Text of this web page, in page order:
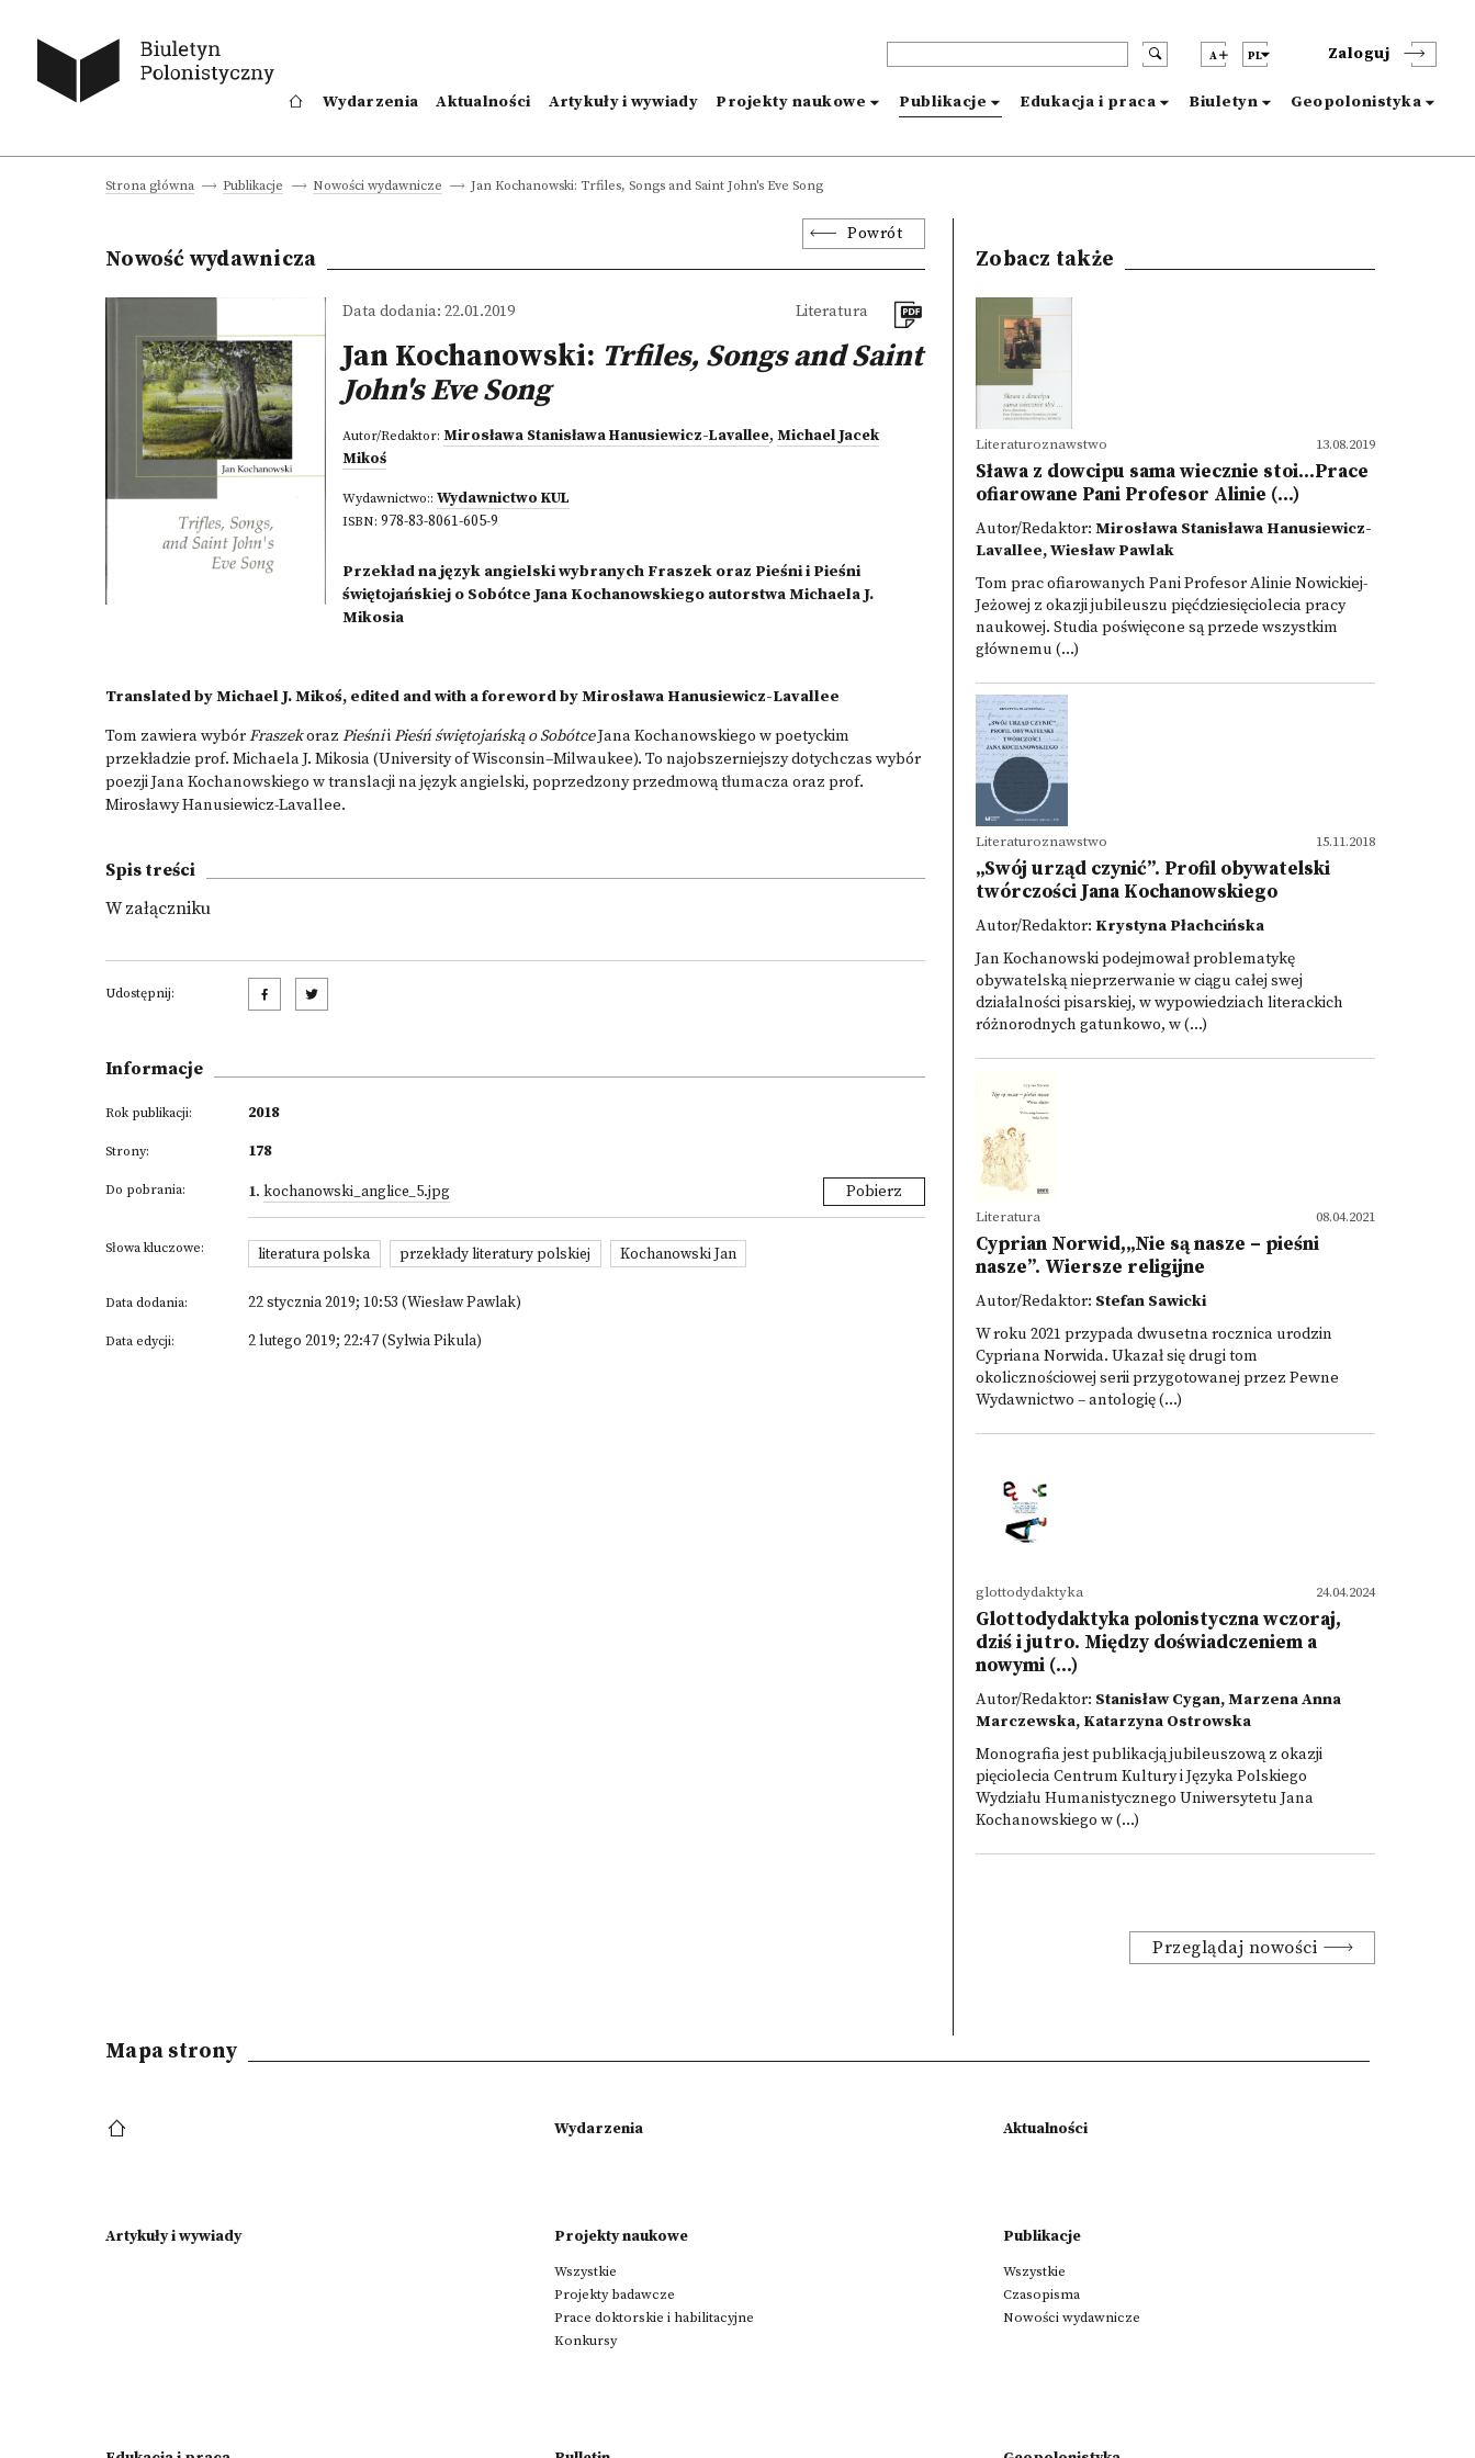
A PL Zaloguj
Wydarzenia Aktualności Artykuły i wywiady Projekty naukowe Publikacje Edukacja i praca Biuletyn Geopolonistyka
Strona główna Publikacje Nowości wydawnicze Jan Kochanowski: Trfiles, Songs and Saint John's Eve Song
Powrót
Nowość wydawnicza
Data dodania: 22.01.2019 Literatura
Jan Kochanowski: Trfiles, Songs and Saint
John's Eve Song
Autor/Redaktor: Mirosława Stanisława Hanusiewicz-Lavallee,Michael Jacek
Mikoś
Wydawnictwo:: Wydawnictwo KUL
ISBN: 978-83-8061-605-9
Przekład na język angielski wybranych Fraszek oraz Pieśni i Pieśni
świętojańskiej o Sobótce Jana Kochanowskiego autorstwa Michaela J.
Mikosia
Translated by Michael J. Mikoś, edited and with a foreword by Mirosława Hanusiewicz-Lavallee
Tom zawiera wybórFraszekoraz PieśniiPieśń świętojańską o SobótceJana Kochanowskiego w poetyckim
przekładzie prof. Michaela J. Mikosia (University of Wisconsin–Milwaukee). To najobszerniejszy dotychczas wybór
poezji Jana Kochanowskiego w translacji na język angielski, poprzedzony przedmową tłumacza oraz prof.
Mirosławy Hanusiewicz-Lavallee.
Spis treści
W załączniku
Udostępnij:
Informacje
Rok publikacji: 2018
Strony: 178
Do pobrania: 1. kochanowski_anglice_5.jpg Pobierz
Słowa kluczowe: literatura polska przekłady literatury polskiej Kochanowski Jan
Data dodania: 22 stycznia 2019; 10:53 (Wiesław Pawlak)
Data edycji: 2 lutego 2019; 22:47 (Sylwia Pikula)
Zobacz także
13.08.2019
Literaturoznawstwo
Sława z dowcipu sama wiecznie stoi...Prace
ofiarowane Pani Profesor Alinie (...)
Autor/Redaktor: Mirosława Stanisława Hanusiewicz-
Lavallee, Wiesław Pawlak
Tom prac ofiarowanych Pani Profesor Alinie Nowickiej-
Jeżowej z okazji jubileuszu pięćdziesięciolecia pracy
naukowej. Studia poświęcone są przede wszystkim
głównemu (...)
15.11.2018
Literaturoznawstwo
„Swój urząd czynić”. Profil obywatelski
twórczości Jana Kochanowskiego
Autor/Redaktor: Krystyna Płachcińska
Jan Kochanowski podejmował problematykę
obywatelską nieprzerwanie w ciągu całej swej
działalności pisarskiej, w wypowiedziach literackich
różnorodnych gatunkowo, w (...)
08.04.2021
Literatura
Cyprian Norwid,„Nie są nasze – pieśni
nasze”. Wiersze religijne
Autor/Redaktor: Stefan Sawicki
W roku 2021 przypada dwusetna rocznica urodzin
Cypriana Norwida. Ukazał się drugi tom
okolicznościowej serii przygotowanej przez Pewne
Wydawnictwo – antologię (...)
24.04.2024
glottodydaktyka
Glottodydaktyka polonistyczna wczoraj,
dziś i jutro. Między doświadczeniem a
nowymi (...)
Autor/Redaktor: Stanisław Cygan, Marzena Anna
Marczewska, Katarzyna Ostrowska
Monografia jest publikacją jubileuszową z okazji
pięciolecia Centrum Kultury i Języka Polskiego
Wydziału Humanistycznego Uniwersytetu Jana
Kochanowskiego w (...)
Przeglądaj nowości
Mapa strony
Wydarzenia Aktualności
Artykuły i wywiady Projekty naukowe
Wszystkie
Projekty badawcze
Prace doktorskie i habilitacyjne
Konkursy
Publikacje
Wszystkie
Czasopisma
Nowości wydawnicze